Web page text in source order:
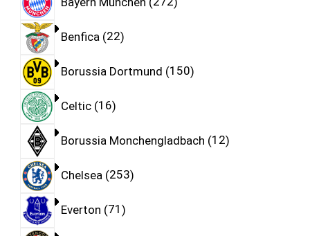
Benfica 22
Borussia Dortmund 150
Celtic 16
Borussia Monchengladbach 12
Chelsea 253
Everton 71